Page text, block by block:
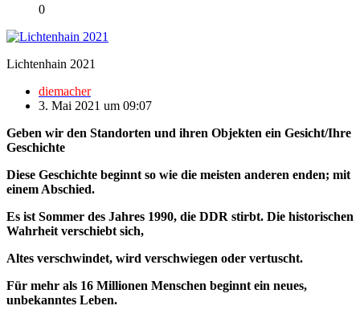
0
Lichtenhain 2021
diemacher
3. Mai 2021 um 09:07
Geben wir den Standorten und ihren Objekten ein Gesicht/Ihre
Geschichte
Diese Geschichte beginnt so wie die meisten anderen enden; mit
einem Abschied.
Es ist Sommer des Jahres 1990, die DDR stirbt. Die historischen
Wahrheit verschiebt sich,
Altes verschwindet, wird verschwiegen oder vertuscht.
Für mehr als 16 Millionen Menschen beginnt ein neues,
unbekanntes Leben.